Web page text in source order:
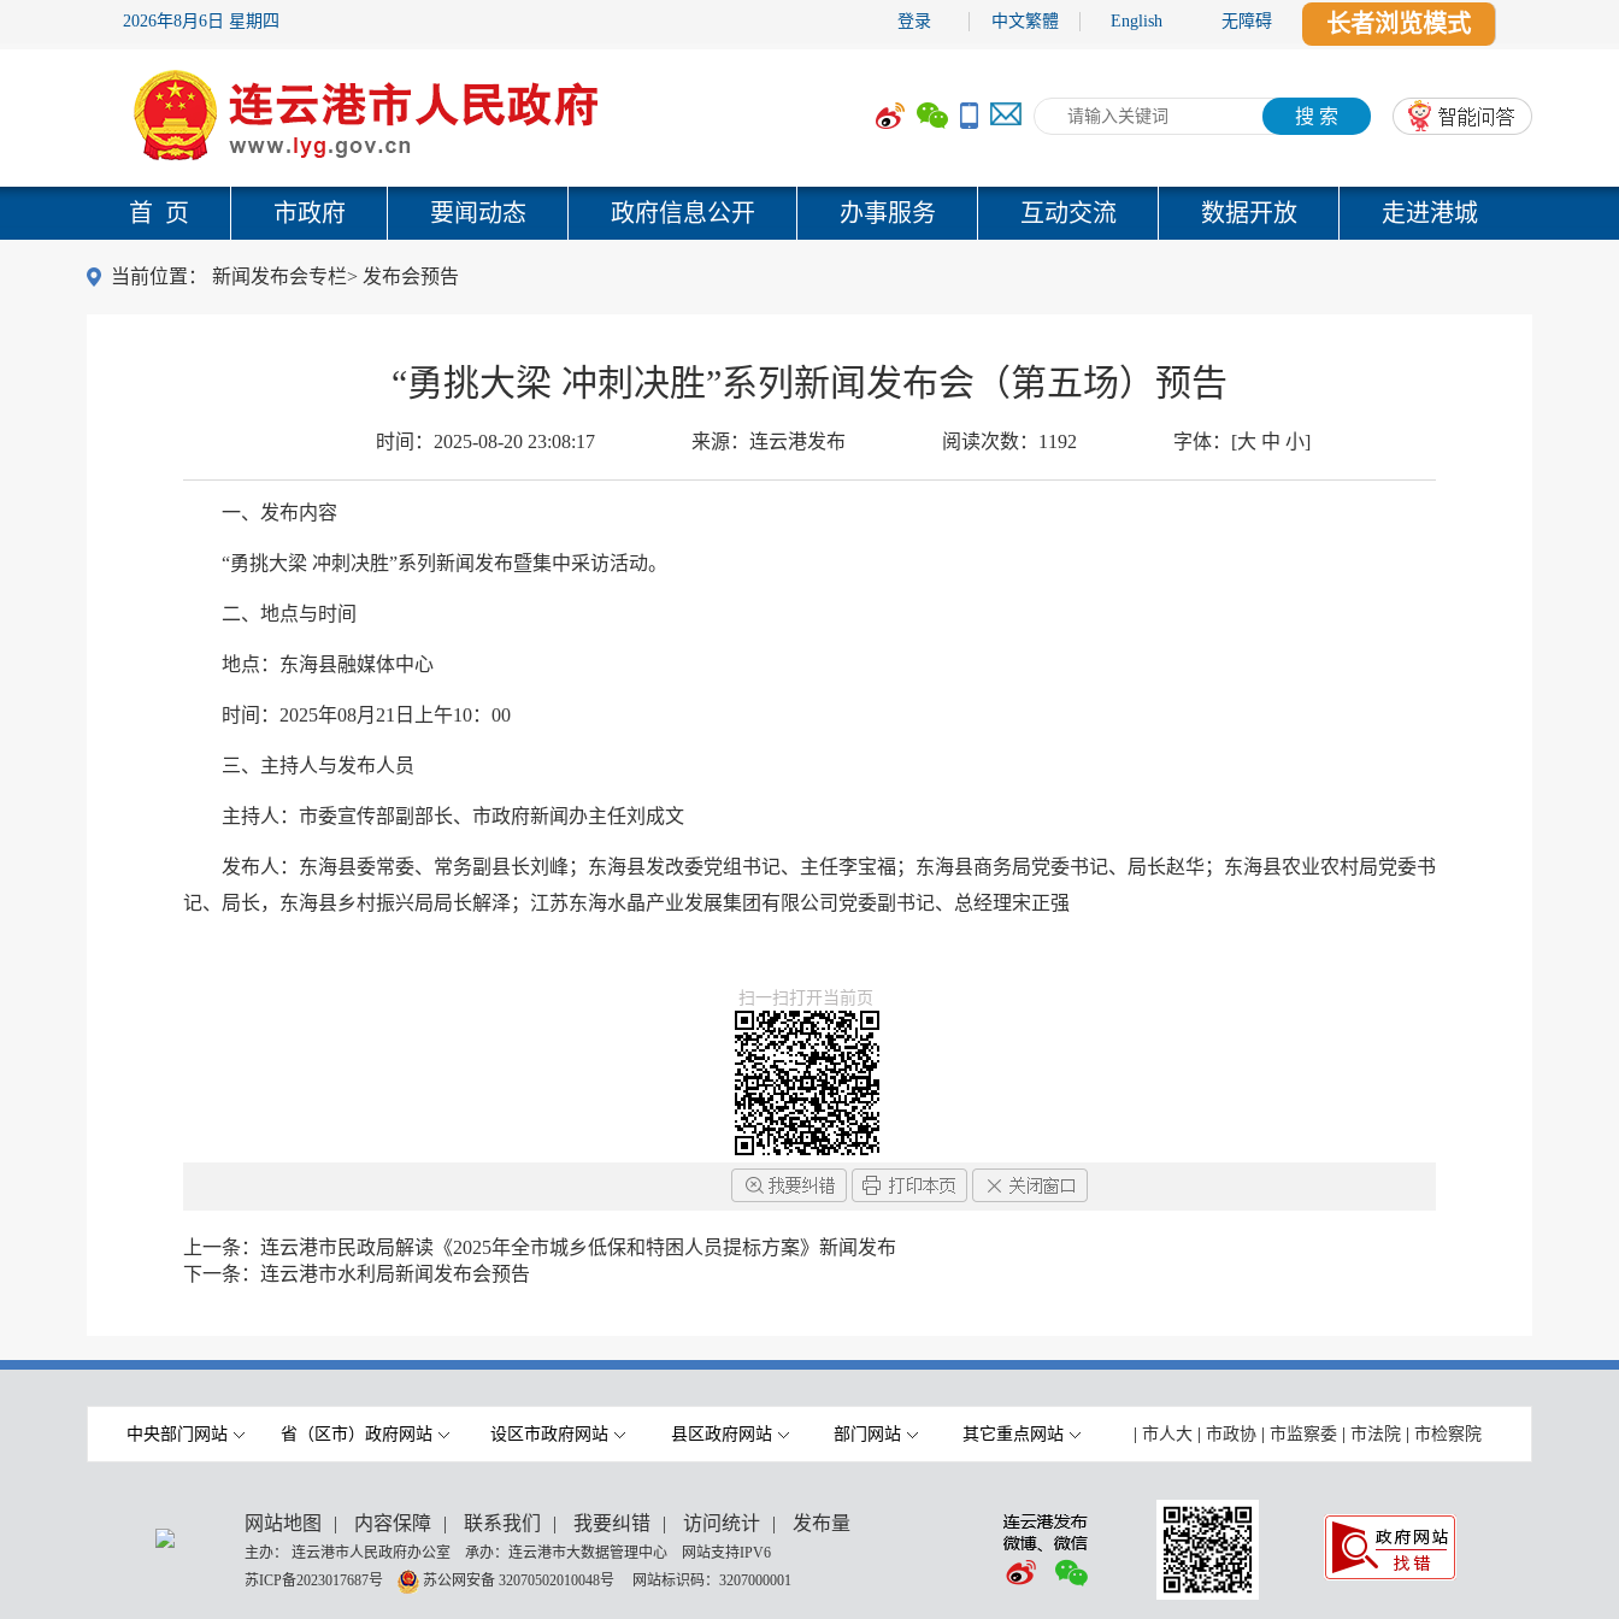
2026年8月6日 星期四 登录 中文繁體 English 无障碍 长者浏览模式
搜 索
首 页 市政府 要闻动态 政府信息公开 办事服务 互动交流 数据开放 走进港城
当前位置： 新闻发布会专栏> 发布会预告
“勇挑大梁 冲刺决胜”系列新闻发布会（第五场）预告
时间： 2025-08-20 23:08:17 来源： 连云港发布 阅读次数： 1192 字体： [大 中 小]
一、发布内容
“勇挑大梁 冲刺决胜”系列新闻发布暨集中采访活动。
二、地点与时间
地点：东海县融媒体中心
时间：2025年08月21日上午10：00
三、主持人与发布人员
主持人：市委宣传部副部长、市政府新闻办主任刘成文
发布人：东海县委常委、常务副县长刘峰；东海县发改委党组书记、主任李宝福；东海县商务局党委书记、局长赵华；东海县农业农村局党委书
记、局长，东海县乡村振兴局局长解泽；江苏东海水晶产业发展集团有限公司党委副书记、总经理宋正强
扫一扫打开当前页
上一条： 连云港市民政局解读《2025年全市城乡低保和特困人员提标方案》新闻发布
下一条： 连云港市水利局新闻发布会预告
中央部门网站 省（区市）政府网站 设区市政府网站 县区政府网站 部门网站 其它重点网站 市人大 市政协 市监察委 市法院 市检察院
网站地图 | 内容保障 | 联系我们 | 我要纠错 | 访问统计 | 发布量
主办： 连云港市人民政府办公室 承办：连云港市大数据管理中心 网站支持IPV6
苏ICP备2023017687号
苏公网安备 32070502010048号 网站标识码：3207000001